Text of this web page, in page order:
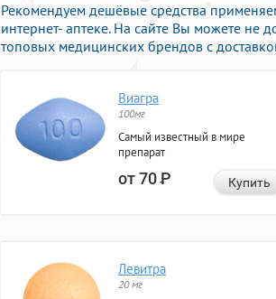
Рекомендуем дешёвые средства
интернет- аптеке. На сайте Вы можете не
топовых медицинских брендов с
Виагра
100мг
Самый известный в мире
препарат
от 70Р Купить
Левитра
20 мг